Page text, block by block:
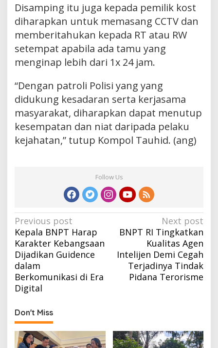
Disamping itu juga kepada pemilik kost
diharapkan untuk memasang CCTV dan
memberitahukan kepada RT atau RW
setempat apabila ada tamu yang
menginap lebih dari 1x 24 jam.
“Dengan patroli Polisi yang yang
didukung kesadaran serta kerjasama
masyarakat, diharapkan dapat menutup
kesempatan dan niat daripada pelaku
kejahatan,” tutup Kompol Tauhid. (ang)
Follow Us
Post
navigation
Previous post
Kepala BNPT Harap
Karakter Kebangsaan
Dijadikan Guidence
dalam
Berkomunikasi di Era
Digital
Next post
BNPT RI Tingkatkan
Kualitas Agen
Intelijen Demi Cegah
Terjadinya Tindak
Pidana Terorisme
Don't Miss